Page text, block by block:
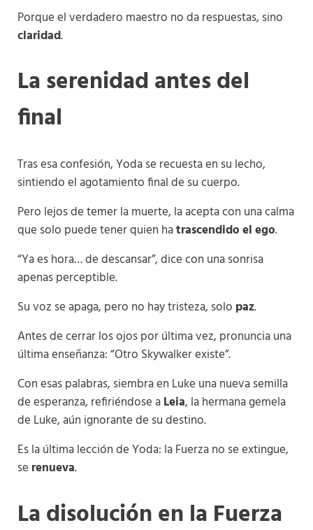
Porque el verdadero maestro no da respuestas, sino
claridad.
La serenidad antes del
final
Tras esa confesión, Yoda se recuesta en su lecho,
sintiendo el agotamiento final de su cuerpo.
Pero lejos de temer la muerte, la acepta con una calma
que solo puede tener quien hatrascendido el ego.
“Ya es hora… de descansar”, dice con una sonrisa
apenas perceptible.
Su voz se apaga, pero no hay tristeza, solo paz.
Antes de cerrar los ojos por última vez, pronuncia una
última enseñanza: “Otro Skywalker existe”.
Con esas palabras, siembra en Luke una nueva semilla
de esperanza, refiriéndose aLeia, la hermana gemela
de Luke, aún ignorante de su destino.
Es la última lección de Yoda: la Fuerza no se extingue,
se renueva.
La disolución en la Fuerza